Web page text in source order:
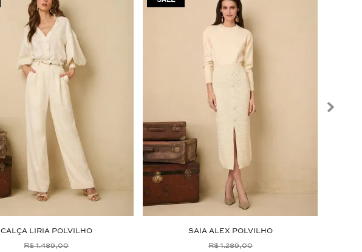
CALÇA LIRIA POLVILHO
R$ 1.489,00
SAIA ALEX POLVILHO
R$ 1.289,00